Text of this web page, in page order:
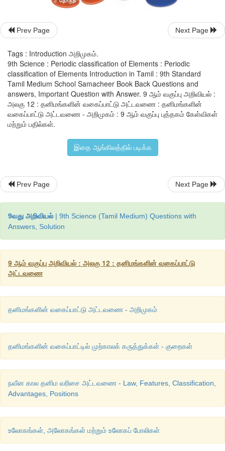
எளிது
அறிஞர்கள் எடுத்துரைத்த வகைப்பாடு பற்றிய
காண்போம்.
Prev Page Next Page
Tags : Introduction அறிமுகம்.
9th Science : Periodic classification of Elements : Periodic
classification of Elements Introduction in Tamil : 9th Standard
Tamil Medium School Samacheer Book Back Questions and
answers, Important Question with Answer. 9 ஆம் வகுப்பு அறிவியல் :
அலகு 12 : தனிமங்களின் வகைப்பாட்டு அட்டவணை : தனிமங்களின்
வகைப்பாட்டு அட்டவணை - அறிமுகம் : 9 ஆம் வகுப்பு புத்தகம் கேள்விகள்
மற்றும் பதில்கள்.
இதை ஆங்கிலத்தில் படிக்க
Prev Page Next Page
9வது அறிவியல் | 9th Science (Tamil Medium) Questions with
Answers, Solution
9 ஆம் வகுப்பு அறிவியல் : அலகு 12 : தனிமங்களின் வகைப்பாட்டு
அட்டவணை
தனிமங்களின் வகைப்பாட்டு அட்டவணை - அறிமுகம்
தனிமங்களின் வகைப்பாட்டில் முற்காலக் கருத்துக்கள் - குறைகள்
நவீன கால தனிம வரிசை அட்டவணை - Law, Features, Classification,
Advantages, Positions
உலோகங்கள், அலோகங்கள் மற்றும் உலோகப் போலிகள்